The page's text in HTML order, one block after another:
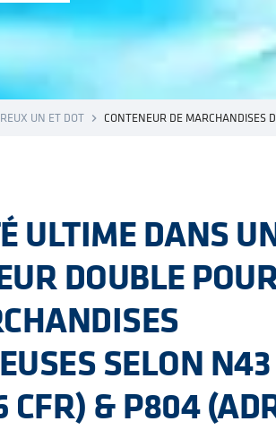
UN ET DOT navigate_next CONTENEUR DE MARCHANDISES
ULTIME DANS
DOUBLE
SELON N43
CFR) & P804